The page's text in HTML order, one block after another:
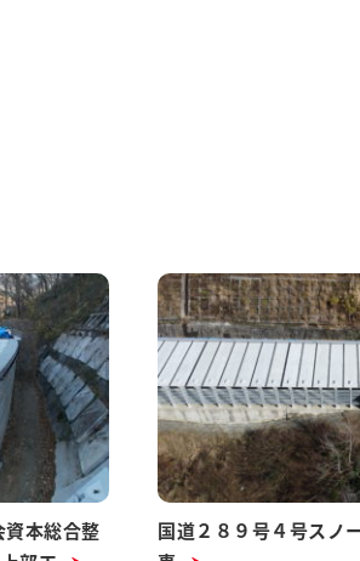
資本総合整
国道２８９号４号スノ